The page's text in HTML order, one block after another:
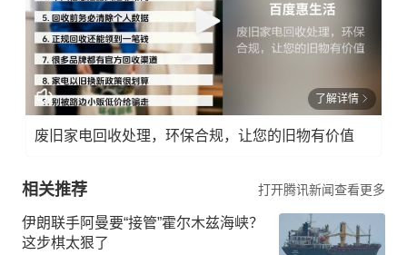
了解详情
废旧家电回收处理，环保合规，让您的旧物有价值
相关推荐 打开腾讯新闻查看更多
伊朗联手阿曼要“接管”霍尔木兹海峡？
这步棋太狠了